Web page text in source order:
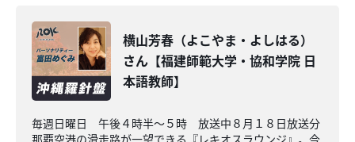
横山芳春（よこやま・よしはる）
さん【福建師範大学・協和学院 日
本語教師】
毎週日曜日 午後４時半～５時 放送中８月１８日放送分